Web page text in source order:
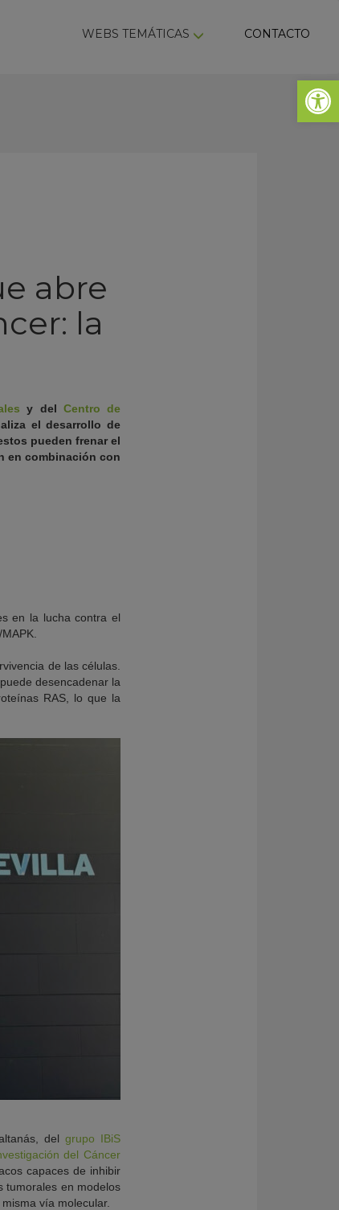
Abrir
WEBS TEMÁTICAS CONTACTO
abre
la
y del Centro de
el desarrollo de
pueden frenar el
en combinación con
en la lucha contra el
de las células.
desencadenar la
RAS, lo que la
del grupo IBiS
del Cáncer
capaces de inhibir
tumorales en modelos
vía molecular.